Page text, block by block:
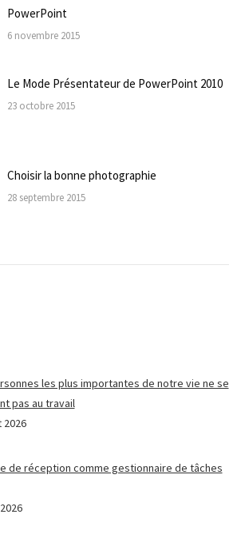
PowerPoint
6 novembre 2015
Le Mode Présentateur de PowerPoint 2010
23 octobre 2015
Choisir la bonne photographie
28 septembre 2015
les plus importantes de notre vie ne se
pas au travail
2026
de réception comme gestionnaire de tâches